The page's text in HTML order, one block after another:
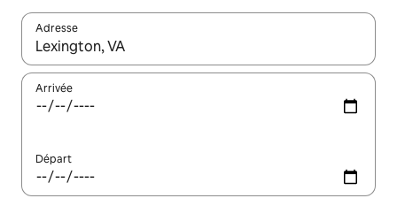
Adresse
Lorsque les résultats s'affichent, utilisez les flèches vers le
Arrivée
Départ